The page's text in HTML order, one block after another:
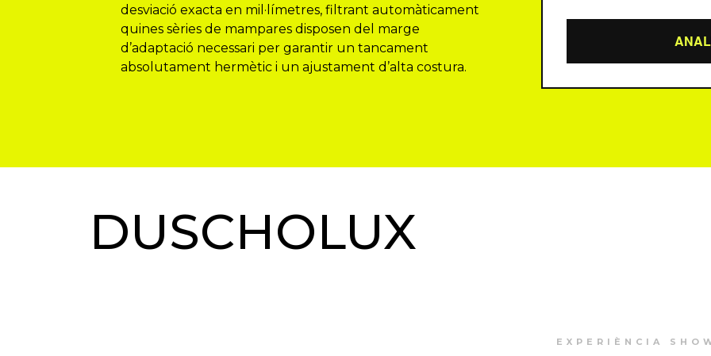
desviació exacta en mil·límetres, filtrant automàticament
quines sèries de mampares disposen del marge
d’adaptació necessari per garantir un tancament
absolutament hermètic i un ajustament d’alta costura.
DUSCHOLUX
EXPERIÈNCIA